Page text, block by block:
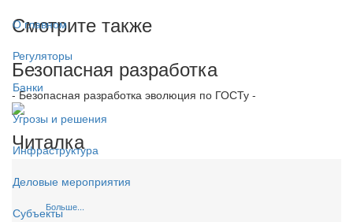
О главном
Регуляторы
Банки
Угрозы и решения
Инфраструктура
Деловые мероприятия
Субъекты
Смотрите также
Безопасная разработка
- Безопасная разработка эволюция по ГОСТу -
Читалка
Больше...